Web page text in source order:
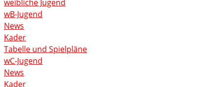
weibliche Jugend
wB-Jugend
News
Kader
Tabelle und Spielpläne
wC-Jugend
News
Kader